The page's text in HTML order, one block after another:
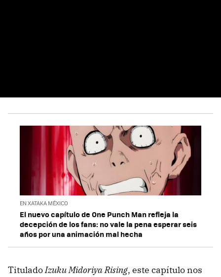
EN XATAKA MÉXICO
El nuevo capítulo de One Punch Man refleja la
decepción de los fans: no vale la pena esperar seis
años por una animación mal hecha
TituladoIzuku Midoriya Rising, este capítulo nos